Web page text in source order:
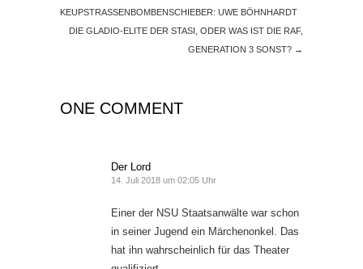
KEUPSTRASSENBOMBENSCHIEBER: UWE BÖHNHARDT
DIE GLADIO-ELITE DER STASI, ODER WAS IST DIE RAF,
GENERATION 3 SONST? →
ONE COMMENT
Der Lord
14. Juli 2018 um 02:05 Uhr
Einer der NSU Staatsanwälte war schon
in seiner Jugend ein Märchenonkel. Das
hat ihn wahrscheinlich für das Theater